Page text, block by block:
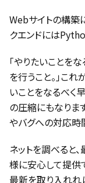
Webサイトの構築
クエンドには
「やりたいことを
を行うこと。」こ
いことをなるべく
の圧縮にもなりま
やバグへの対応時
ネットを調べると
様に安心して提供
最新を取り入れれ